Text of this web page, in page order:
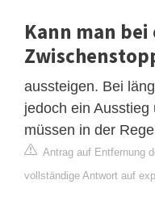
Kann man bei
aussteigen. Bei
jedoch ein
müssen in der
Antrag auf Entfernung
vollständige Antwort auf